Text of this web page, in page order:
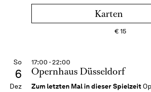
Karten
€15
So
6
Dez
17:00 - 22:00
Opernhaus Düsseldorf
Zum letzten Mal in dieser Spielzeit